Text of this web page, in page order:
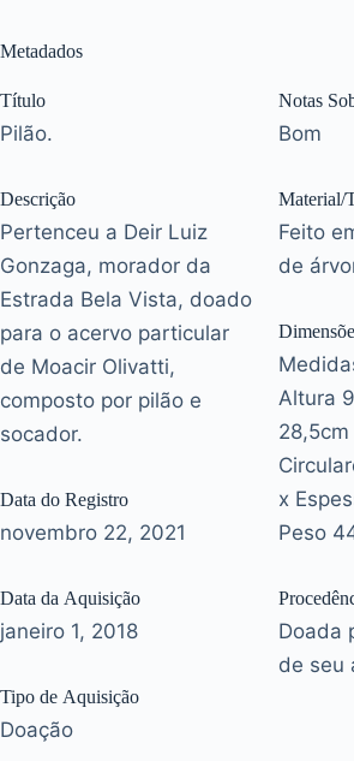
Metadados
Título
Pilão.
Descrição
Pertenceu a Deir Luiz
Gonzaga, morador da
Estrada Bela Vista, doado
para o acervo particular
de Moacir Olivatti,
composto por pilão e
socador.
Data do Registro
novembro 22, 2021
Data da Aquisição
janeiro 1, 2018
Tipo de Aquisição
Doação
Notas
Bom
Material/
Feito
de
Altura
28,5cm
x
Peso
Doada
de seu